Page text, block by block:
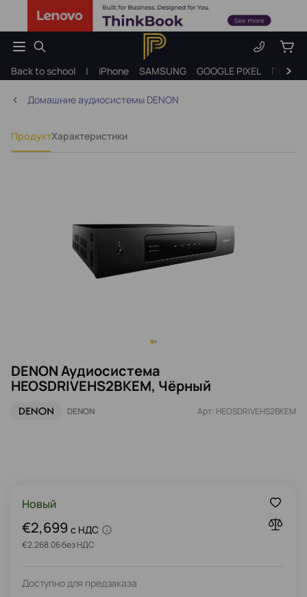
Back to school | iPhone SAMSUNG GOOGLE PIXEL
Домашние аудиосистемы DENON
ПродуктХарактеристики
DENON Аудиосистема
HEOSDRIVEHS2BKEM, Чёрный
DENON Арт: HEOSDRIVEHS2BKEM
Новый
€2,699 c НДС
€2,268.06 без НДС
Доступно для предзаказа